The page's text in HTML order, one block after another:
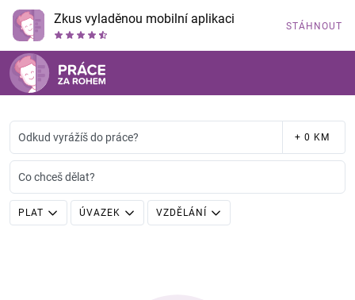
Zkus vyladěnou mobilní aplikaci STÁHNOUT
Odkud vyrážíš do práce? + 0 KM
Co chceš dělat?
PLAT ÚVAZEK VZDĚLÁNÍ